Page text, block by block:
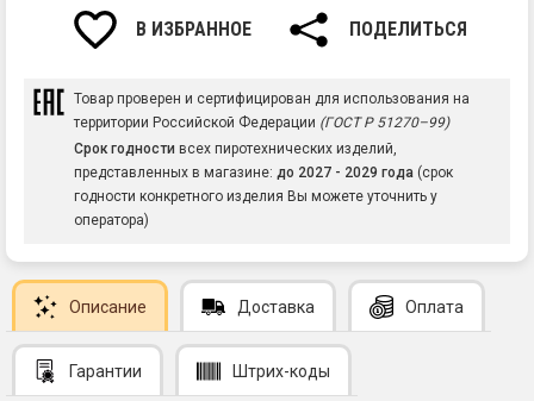
В ИЗБРАННОЕ ПОДЕЛИТЬСЯ
Товар проверен и сертифицирован для использования на
территории Российской Федерации (ГОСТ Р 51270–99)
Срок годности всех пиротехнических изделий,
представленных в магазине: до 2027 - 2029 года (срок
годности конкретного изделия Вы можете уточнить у
оператора)
Описание Доставка Оплата
Гарантии Штрих-коды